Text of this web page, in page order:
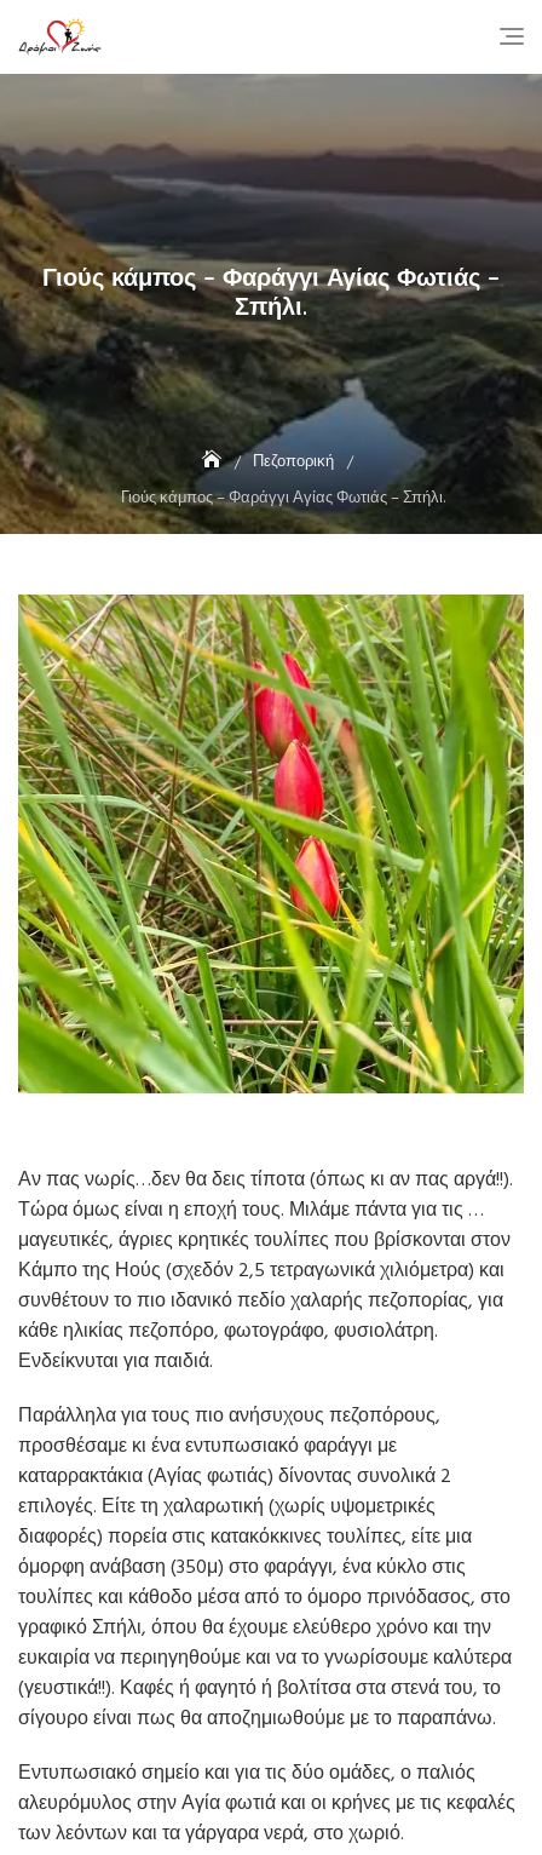
content
Γιούς κάμπος – Φαράγγι Αγίας Φωτιάς –
Σπήλι.
Πεζοπορική
Γιούς κάμπος – Φαράγγι Αγίας Φωτιάς – Σπήλι.
Αν πας νωρίς…δεν θα δεις τίποτα (όπως κι αν πας αργά!!).
Τώρα όμως είναι η εποχή τους. Μιλάμε πάντα για τις …
μαγευτικές, άγριες κρητικές τουλίπες που βρίσκονται στον
Κάμπο της Ηούς (σχεδόν 2,5 τετραγωνικά χιλιόμετρα) και
συνθέτουν το πιο ιδανικό πεδίο χαλαρής πεζοπορίας, για
κάθε ηλικίας πεζοπόρο, φωτογράφο, φυσιολάτρη.
Ενδείκνυται για παιδιά.
Παράλληλα για τους πιο ανήσυχους πεζοπόρους,
προσθέσαμε κι ένα εντυπωσιακό φαράγγι με
καταρρακτάκια (Αγίας φωτιάς) δίνοντας συνολικά 2
επιλογές. Είτε τη χαλαρωτική (χωρίς υψομετρικές
διαφορές) πορεία στις κατακόκκινες τουλίπες, είτε μια
όμορφη ανάβαση (350μ) στο φαράγγι, ένα κύκλο στις
τουλίπες και κάθοδο μέσα από το όμορο πρινόδασος, στο
γραφικό Σπήλι, όπου θα έχουμε ελεύθερο χρόνο και την
ευκαιρία να περιηγηθούμε και να το γνωρίσουμε καλύτερα
(γευστικά!!). Καφές ή φαγητό ή βολτίτσα στα στενά του, το
σίγουρο είναι πως θα αποζημιωθούμε με το παραπάνω.
Εντυπωσιακό σημείο και για τις δύο ομάδες, ο παλιός
αλευρόμυλος στην Αγία φωτιά και οι κρήνες με τις κεφαλές
των λεόντων και τα γάργαρα νερά, στο χωριό.